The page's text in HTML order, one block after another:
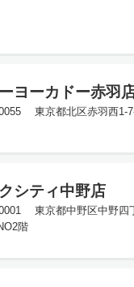
ヨーカドー赤羽
東京都北区赤羽西1-
シティ中野店
東京都中野区中野
階